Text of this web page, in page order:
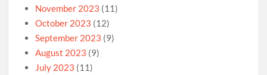
November 2023 (11)
October 2023 (12)
September 2023 (9)
August 2023 (9)
July 2023 (11)